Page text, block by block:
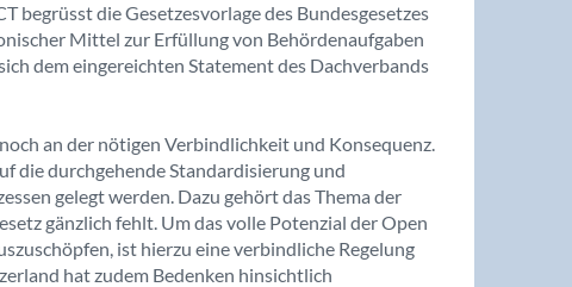
begrüsst die Gesetzesvorlage des Bundesgesetzes
Mittel zur Erfüllung von Behördenaufgaben
dem eingereichten Statement des Dachverbands
an der nötigen Verbindlichkeit und Konsequenz.
die durchgehende Standardisierung und
gelegt werden. Dazu gehört das Thema der
gänzlich fehlt. Um das volle Potenzial der Open
ist hierzu eine verbindliche Regelung
hat zudem Bedenken hinsichtlich